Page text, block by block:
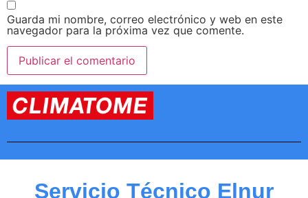
Guarda mi nombre, correo electrónico y web en este
navegador para la próxima vez que comente.
Servicio Técnico Elnur